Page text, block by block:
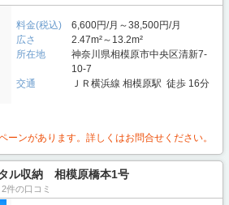
料金(税込)
6,600円/月～38,500円/月
広さ
2.47m²～13.2m²
所在地
神奈川県相模原市中央区清新7-
10-7
交通
ＪＲ横浜線 相模原駅 徒歩 16分
ーンがあります。詳しくはお問合せください。
ル収納 相模原橋本1号
件の口コミ